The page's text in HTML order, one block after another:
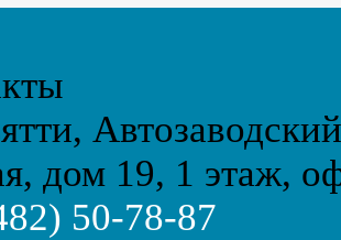
дом 19, 1 этаж,
50-78-87